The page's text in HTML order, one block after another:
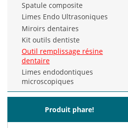
Spatule composite
Limes Endo Ultrasoniques
Miroirs dentaires
Kit outils dentiste
Outil remplissage résine
dentaire
Limes endodontiques
microscopiques
Produit phare!